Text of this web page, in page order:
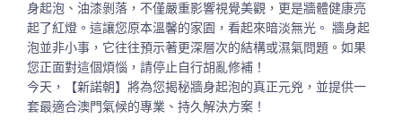
身起泡、油漆剝落，不僅嚴重影響視覺美觀，更是牆體健康亮
起了紅燈。這讓您原本溫馨的家園，看起來暗淡無光。 牆身起
泡並非小事，它往往預示著更深層次的結構或濕氣問題。如果
您正面對這個煩惱，請停止自行胡亂修補！
今天，【新諾朝】將為您揭秘牆身起泡的真正元兇，並提供一
套最適合澳門氣候的專業、持久解決方案！